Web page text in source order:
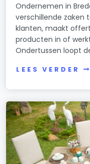
Ondernemen in
verschillende zaken
klanten, maakt
producten in of
Ondertussen loopt
LEES VERDER